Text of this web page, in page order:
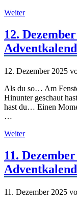
Weiter
12.
12. Dezember 2025
Als du so… Am
Hinunter geschaut
hast du… Einen
…
Weiter
11.
11. Dezember 2025